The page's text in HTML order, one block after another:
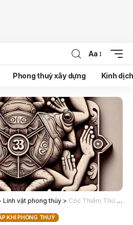
Aa
Phong thuỷ xây dựng Kinh
Linh vật phong thủy > Cóc Thiềm Thừ – Nên đặt mấy con? Quay hướng nào mới linh?
KHÍ PHONG THUỶ